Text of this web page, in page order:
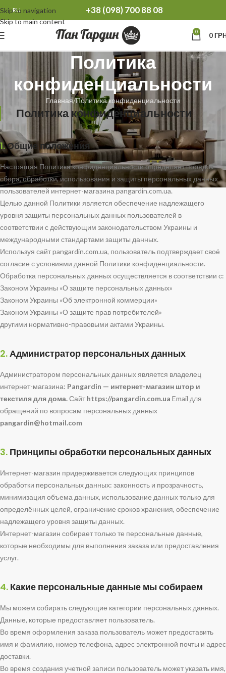
Skip to navigation
Skip to main content
RU +38 (098) 700 88 08
0 0
Политика
конфиденциальности
Главная Политика конфиденциальности
Политика конфиденциальности
1.Общие положения
Настоящая Политика конфиденциальности определяет порядок
сбора, обработки, использования и защиты персональных данных
пользователей интернет-магазина pangardin.com.ua.
Целью данной Политики является обеспечение надлежащего
уровня защиты персональных данных пользователей в
соответствии с действующим законодательством Украины и
международными стандартами защиты данных.
Используя сайт pangardin.com.ua, пользователь подтверждает своё
согласие с условиями данной Политики конфиденциальности.
Обработка персональных данных осуществляется в соответствии с:
Законом Украины «О защите персональных данных»
Законом Украины «Об электронной коммерции»
Законом Украины «О защите прав потребителей»
другими нормативно-правовыми актами Украины.
2.Администратор персональных данных
Администратором персональных данных является владелец
интернет-магазина: Pangardin — интернет-магазин штор и
текстиля для дома.Сайт https://pangardin.com.ua Email для
обращений по вопросам персональных данных
pangardin@hotmail.com
3. Принципы обработки персональных данных
Интернет-магазин придерживается следующих принципов
обработки персональных данных: законность и прозрачность,
минимизация объема данных, использование данных только для
определённых целей, ограничение сроков хранения, обеспечение
надлежащего уровня защиты данных.
Интернет-магазин собирает только те персональные данные,
которые необходимы для выполнения заказа или предоставления
услуг.
4. Какие персональные данные мы собираем
Мы можем собирать следующие категории персональных данных.
Данные, которые предоставляет пользователь.
Во время оформления заказа пользователь может предоставить
имя и фамилию, номер телефона, адрес электронной почты и адрес
доставки.
Во время создания учетной записи пользователь может указать имя,